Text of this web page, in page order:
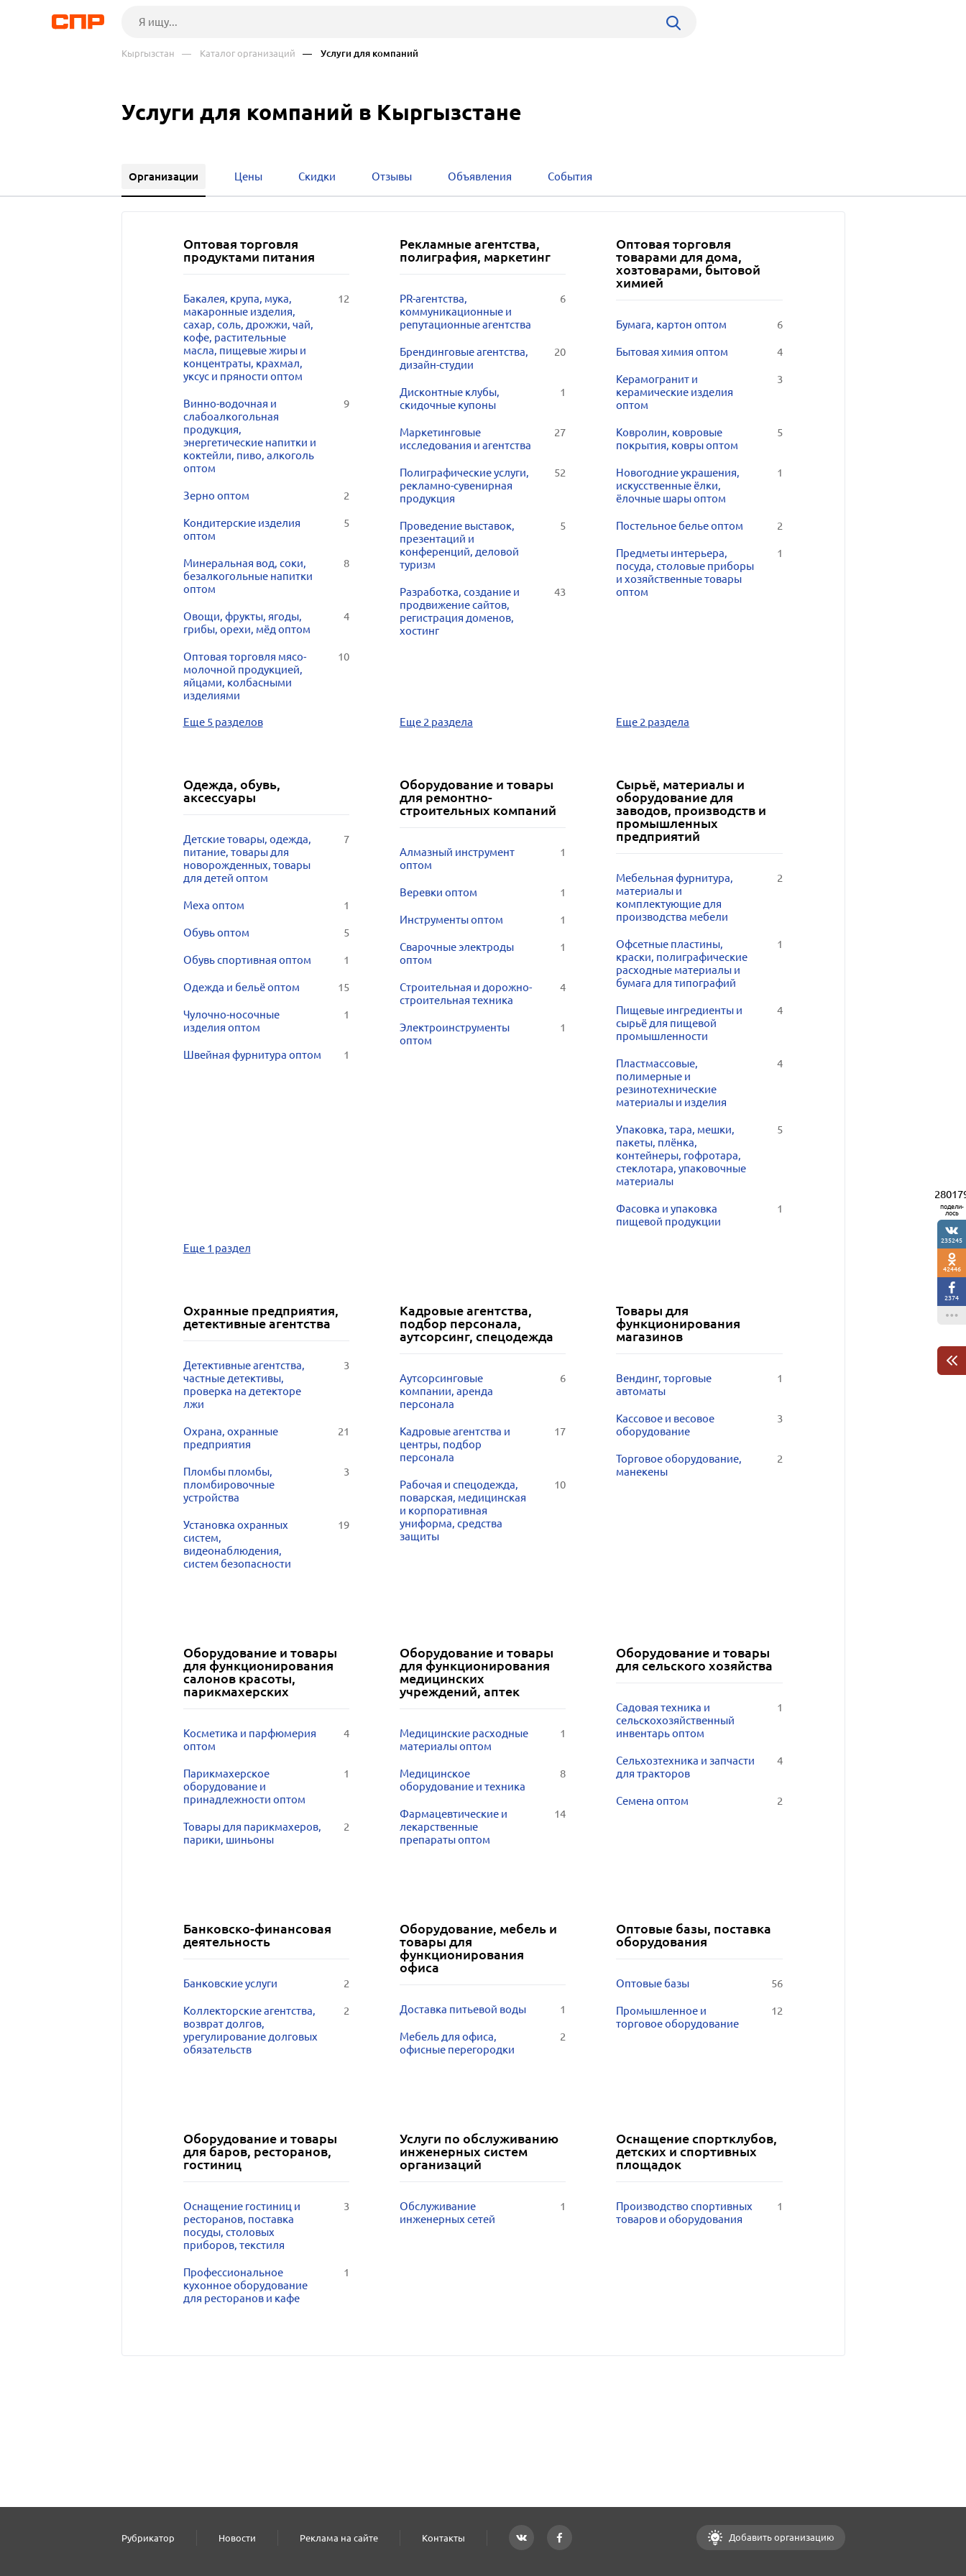
Кыргызстан — Каталог организаций — Услуги для компаний
Услуги для компаний в Кыргызстане
Организации Цены Скидки Отзывы Объявления События
Оптовая торговля
продуктами питания
Бакалея, крупа, мука,
макаронные изделия,
сахар, соль, дрожжи, чай,
кофе, растительные
масла, пищевые жиры и
концентраты, крахмал,
уксус и пряности оптом
12
Винно-водочная и
слабоалкогольная
продукция,
энергетические напитки и
коктейли, пиво, алкоголь
оптом
9
Зерно оптом 2
Кондитерские изделия
оптом
5
Минеральная вод, соки,
безалкогольные напитки
оптом
8
Овощи, фрукты, ягоды,
грибы, орехи, мёд оптом
4
Оптовая торговля мясо-
молочной продукцией,
яйцами, колбасными
изделиями
10
Еще 5 разделов
Рекламные агентства,
полиграфия, маркетинг
PR-агентства,
коммуникационные и
репутационные агентства
6
Брендинговые агентства,
дизайн-студии
20
Дисконтные клубы,
скидочные купоны
1
Маркетинговые
исследования и агентства
27
Полиграфические услуги,
рекламно-сувенирная
продукция
52
Проведение выставок,
презентаций и
конференций, деловой
туризм
5
Разработка, создание и
продвижение сайтов,
регистрация доменов,
хостинг
43
Еще 2 раздела
Оптовая торговля
товарами для дома,
хозтоварами, бытовой
химией
Бумага, картон оптом 6
Бытовая химия оптом 4
Керамогранит и
керамические изделия
оптом
3
Ковролин, ковровые
покрытия, ковры оптом
5
Новогодние украшения,
искусственные ёлки,
ёлочные шары оптом
1
Постельное белье оптом 2
Предметы интерьера,
посуда, столовые приборы
и хозяйственные товары
оптом
1
Еще 2 раздела
Одежда, обувь,
аксессуары
Детские товары, одежда,
питание, товары для
новорожденных, товары
для детей оптом
7
Меха оптом 1
Обувь оптом 5
Обувь спортивная оптом 1
Одежда и бельё оптом 15
Чулочно-носочные
изделия оптом
1
Швейная фурнитура оптом 1
Еще 1 раздел
Оборудование и товары
для ремонтно-
строительных компаний
Алмазный инструмент
оптом
1
Веревки оптом 1
Инструменты оптом 1
Сварочные электроды
оптом
1
Строительная и дорожно-
строительная техника
4
Электроинструменты
оптом
1
Сырьё, материалы и
оборудование для
заводов, производств и
промышленных
предприятий
Мебельная фурнитура,
материалы и
комплектующие для
производства мебели
2
Офсетные пластины,
краски, полиграфические
расходные материалы и
бумага для типографий
1
Пищевые ингредиенты и
сырьё для пищевой
промышленности
4
Пластмассовые,
полимерные и
резинотехнические
материалы и изделия
4
Упаковка, тара, мешки,
пакеты, плёнка,
контейнеры, гофротара,
стеклотара, упаковочные
материалы
5
Фасовка и упаковка
пищевой продукции
1
Охранные предприятия,
детективные агентства
Детективные агентства,
частные детективы,
проверка на детекторе
лжи
3
Охрана, охранные
предприятия
21
Пломбы пломбы,
пломбировочные
устройства
3
Установка охранных
систем,
видеонаблюдения,
систем безопасности
19
Кадровые агентства,
подбор персонала,
аутсорсинг, спецодежда
Аутсорсинговые
компании, аренда
персонала
6
Кадровые агентства и
центры, подбор
персонала
17
Рабочая и спецодежда,
поварская, медицинская
и корпоративная
униформа, средства
защиты
10
Товары для
функционирования
магазинов
Вендинг, торговые
автоматы
1
Кассовое и весовое
оборудование
3
Торговое оборудование,
манекены
2
Оборудование и товары
для функционирования
салонов красоты,
парикмахерских
Косметика и парфюмерия
оптом
4
Парикмахерское
оборудование и
принадлежности оптом
1
Товары для парикмахеров,
парики, шиньоны
2
Оборудование и товары
для функционирования
медицинских
учреждений, аптек
Медицинские расходные
материалы оптом
1
Медицинское
оборудование и техника
8
Фармацевтические и
лекарственные
препараты оптом
14
Оборудование и товары
для сельского хозяйства
Садовая техника и
сельскохозяйственный
инвентарь оптом
1
Сельхозтехника и запчасти
для тракторов
4
Семена оптом 2
Банковско-финансовая
деятельность
Банковские услуги 2
Коллекторские агентства,
возврат долгов,
урегулирование долговых
обязательств
2
Оборудование, мебель и
товары для
функционирования
офиса
Доставка питьевой воды 1
Мебель для офиса,
офисные перегородки
2
Оптовые базы, поставка
оборудования
Оптовые базы 56
Промышленное и
торговое оборудование
12
Оборудование и товары
для баров, ресторанов,
гостиниц
Оснащение гостиниц и
ресторанов, поставка
посуды, столовых
приборов, текстиля
3
Профессиональное
кухонное оборудование
для ресторанов и кафе
1
Услуги по обслуживанию
инженерных систем
организаций
Обслуживание
инженерных сетей
1
Оснащение спортклубов,
детских и спортивных
площадок
Производство спортивных
товаров и оборудования
1
подели-
лось
235245
42446
2374
Рубрикатор Новости Реклама на сайте Контакты Добавить организацию